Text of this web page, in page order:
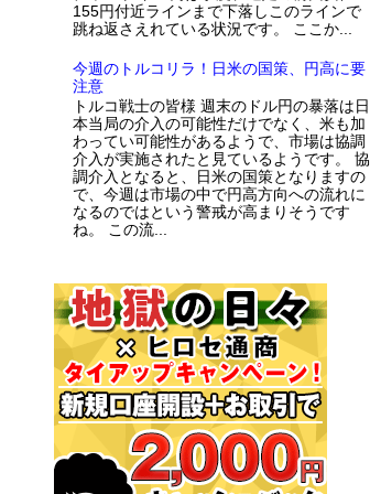
155円付近ラインまで下落しこのラインで
跳ね返さえれている状況です。 ここか...
今週のトルコリラ！日米の国策、円高に要
注意
トルコ戦士の皆様 週末のドル円の暴落は日
本当局の介入の可能性だけでなく、米も加
わってい可能性があるようで、市場は協調
介入が実施されたと見ているようです。 協
調介入となると、日米の国策となりますの
で、今週は市場の中で円高方向への流れに
なるのではという警戒が高まりそうです
ね。 この流...